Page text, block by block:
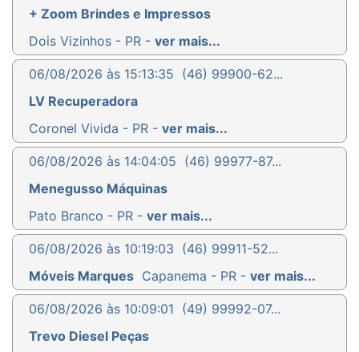
+ Zoom Brindes e Impressos
Dois Vizinhos - PR - ver mais...
06/08/2026 às 15:13:35 (46) 99900-62...
LV Recuperadora
Coronel Vivida - PR - ver mais...
06/08/2026 às 14:04:05 (46) 99977-87...
Menegusso Máquinas
Pato Branco - PR - ver mais...
06/08/2026 às 10:19:03 (46) 99911-52...
Móveis Marques Capanema - PR - ver mais...
06/08/2026 às 10:09:01 (49) 99992-07...
Trevo Diesel Peças